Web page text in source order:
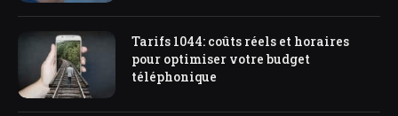
Tarifs 1044: coûts réels et horaires
pour optimiser votre budget
téléphonique